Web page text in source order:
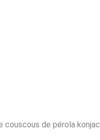
couscous de pérola konjac